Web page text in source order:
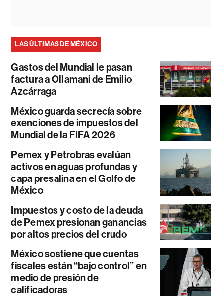
LAS ÚLTIMAS DE MÉXICO
Gastos del Mundial le pasan
factura a Ollamani de Emilio
Azcárraga
México guarda secrecía sobre
exenciones de impuestos del
Mundial de la FIFA 2026
Pemex y Petrobras evalúan
activos en aguas profundas y
capa presalina en el Golfo de
México
Impuestos y costo de la deuda
de Pemex presionan ganancias
por altos precios del crudo
México sostiene que cuentas
fiscales están “bajo control” en
medio de presión de
calificadoras